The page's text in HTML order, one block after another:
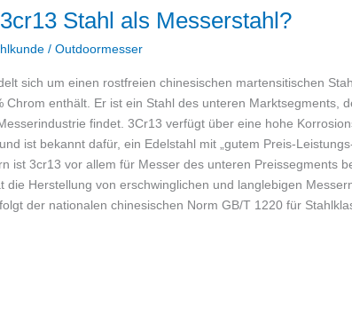
Stahl als Messerstahl?
/Outdoormesser
sich um einen rostfreien chinesischen martensitischen
Chrom enthält. Er ist ein Stahl des unteren Marktsegments,
findet. 3Cr13 verfügt über eine hohe
ist bekannt dafür, ein Edelstahl mit „gutem Preis-
ist 3cr13 vor allem für Messer des unteren Preissegments
die Herstellung von erschwinglichen und langlebigen
der nationalen chinesischen Norm GB/T 1220 für